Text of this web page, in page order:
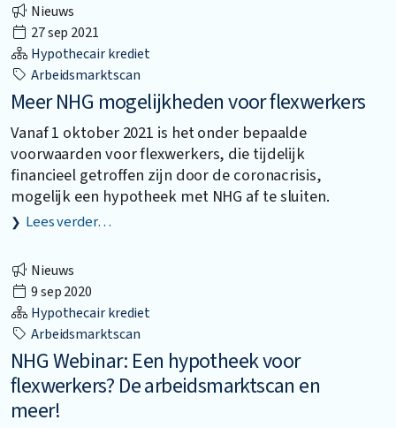
Nieuws
27 sep 2021
Hypothecair krediet
Arbeidsmarktscan
Meer NHG mogelijkheden voor flexwerkers
Vanaf 1 oktober 2021 is het onder bepaalde
voorwaarden voor flexwerkers, die tijdelijk
financieel getroffen zijn door de coronacrisis,
mogelijk een hypotheek met NHG af te sluiten.
Lees verder…
Nieuws
9 sep 2020
Hypothecair krediet
Arbeidsmarktscan
NHG Webinar: Een hypotheek voor
flexwerkers? De arbeidsmarktscan en
meer!